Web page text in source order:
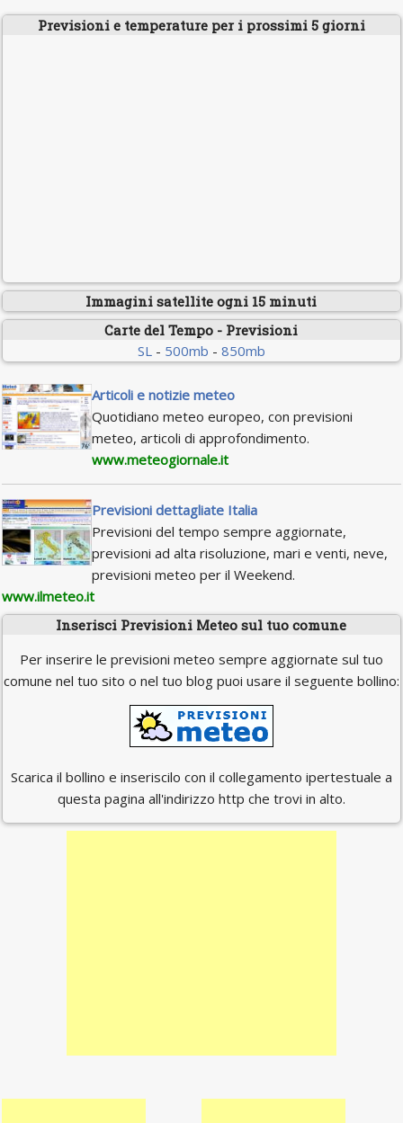
Previsioni e temperature per i prossimi 5 giorni
Immagini satellite ogni 15 minuti
Carte del Tempo - Previsioni
SL- 500mb - 850mb
Articoli e notizie meteo
Quotidiano meteo europeo, con previsioni
meteo, articoli di approfondimento.
www.meteogiornale.it
Previsioni dettagliate Italia
Previsioni del tempo sempre aggiornate,
previsioni ad alta risoluzione, mari e venti, neve,
previsioni meteo per il Weekend.
www.ilmeteo.it
Inserisci Previsioni Meteo sul tuo comune
Per inserire le previsioni meteo sempre aggiornate sul tuo
comune nel tuo sito o nel tuo blog puoi usare il seguente bollino:
Scarica il bollino e inseriscilo con il collegamento ipertestuale a
questa pagina all'indirizzo http che trovi in alto.